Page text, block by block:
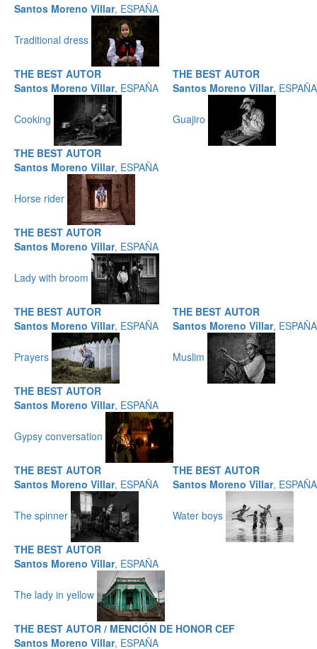
Santos Moreno Villar, ESPAÑA
Traditional dress
THE BEST AUTOR
Santos Moreno Villar, ESPAÑA
Cooking
THE BEST AUTOR
Santos Moreno Villar, ESPAÑA
Guajiro
THE BEST AUTOR
Santos Moreno Villar, ESPAÑA
Horse rider
THE BEST AUTOR
Santos Moreno Villar, ESPAÑA
Lady with broom
THE BEST AUTOR
Santos Moreno Villar, ESPAÑA
Prayers
THE BEST AUTOR
Santos Moreno Villar, ESPAÑA
Muslim
THE BEST AUTOR
Santos Moreno Villar, ESPAÑA
Gypsy conversation
THE BEST AUTOR
Santos Moreno Villar, ESPAÑA
The spinner
THE BEST AUTOR
Santos Moreno Villar, ESPAÑA
Water boys
THE BEST AUTOR
Santos Moreno Villar, ESPAÑA
The lady in yellow
THE BEST AUTOR / MENCIÓN DE HONOR CEF
Santos Moreno Villar, ESPAÑA